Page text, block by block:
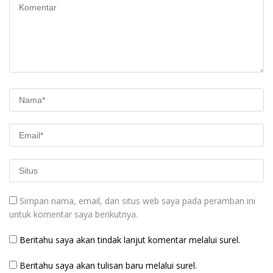
Simpan nama, email, dan situs web saya pada peramban ini
untuk komentar saya berikutnya.
Beritahu saya akan tindak lanjut komentar melalui surel.
Beritahu saya akan tulisan baru melalui surel.